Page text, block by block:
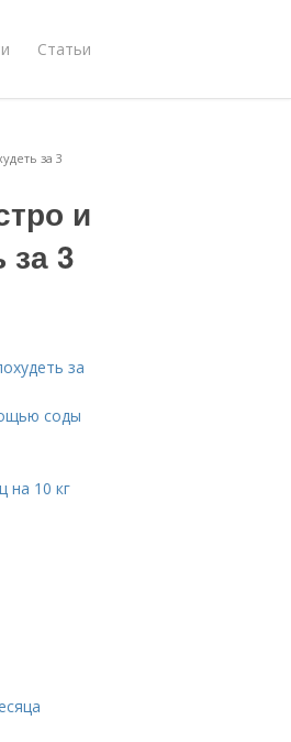
Статьи
за 3
и
за 3
за
соды
на 10 кг